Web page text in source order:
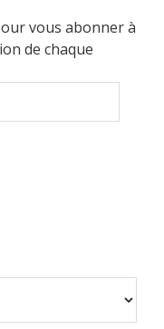
vous abonner à
de chaque